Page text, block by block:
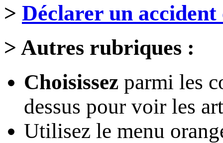
> Déclarer un accident
> Autres rubriques :
Choisissez parmi les
dessus pour voir les
Utilisez le menu